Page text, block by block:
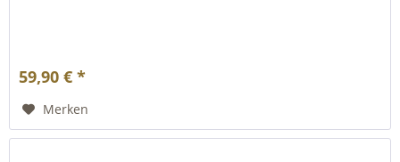
59,90 € *
Merken